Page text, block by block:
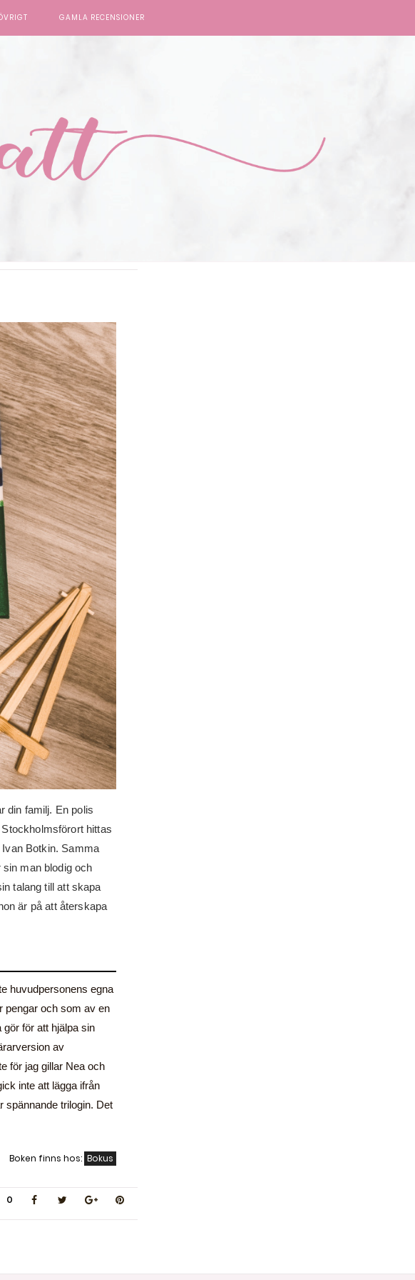
GAMLA RECENSIONER
din familj. En polis
hittas
Botkin. Samma
man blodig och
talang till att skapa
är på att återskapa
huvudpersonens egna
pengar och som av en
för att hjälpa sin
av
för jag gillar Nea och
inte att lägga ifrån
spännande trilogin. Det
Boken finns hos: Bokus
0